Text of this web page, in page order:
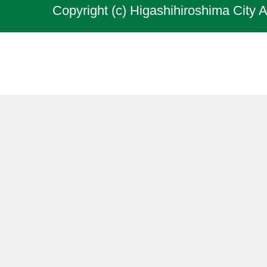
Copyright (c) Higashihiroshima City